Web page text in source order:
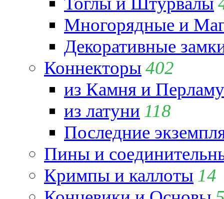
Многорядные и
Декоративные
Коннекторы 402
из Камня и
из латуни 118
Последние
Пины и
Кримпы и каллоты 14